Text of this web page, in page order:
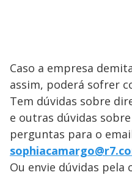
Caso a empresa
assim, poderá sofrer
Tem dúvidas sobre
e outras dúvidas
perguntas para o
Ou envie dúvidas pela